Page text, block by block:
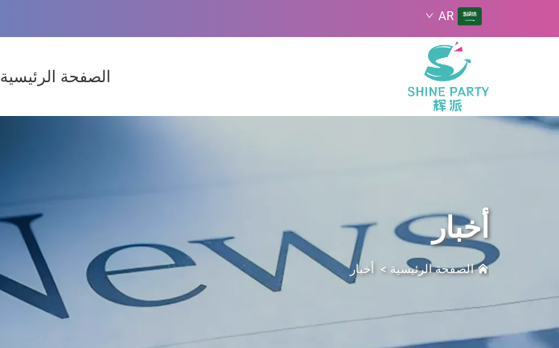
AR
الصفحة الرئيسية
أخبار
الصفحة الرئيسية > أخبار